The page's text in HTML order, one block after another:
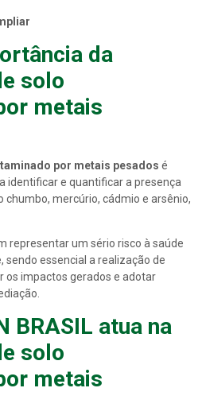
da
solo
metais
por metais pesados é
identificar e quantificar a presença
chumbo, mercúrio, cádmio e arsênio,
representar um sério risco à saúde
sendo essencial a realização de
os impactos gerados e adotar
BRASIL atua na
solo
metais